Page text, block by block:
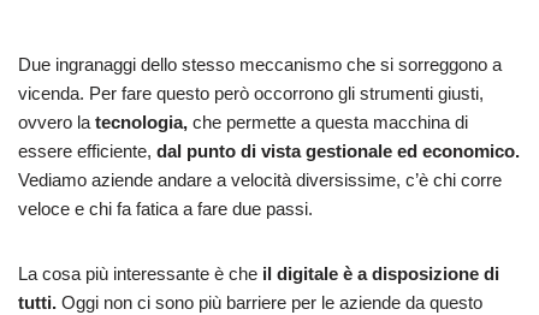
Due ingranaggi dello stesso meccanismo che si sorreggono a
vicenda. Per fare questo però occorrono gli strumenti giusti,
ovvero la tecnologia, che permette a questa macchina di
essere efficiente, dal punto di vista gestionale ed economico.
Vediamo aziende andare a velocità diversissime, c’è chi corre
veloce e chi fa fatica a fare due passi.
La cosa più interessante è che il digitale è a disposizione di
tutti. Oggi non ci sono più barriere per le aziende da questo